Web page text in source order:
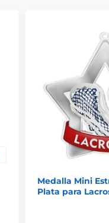
Medalla Mini
Plata para